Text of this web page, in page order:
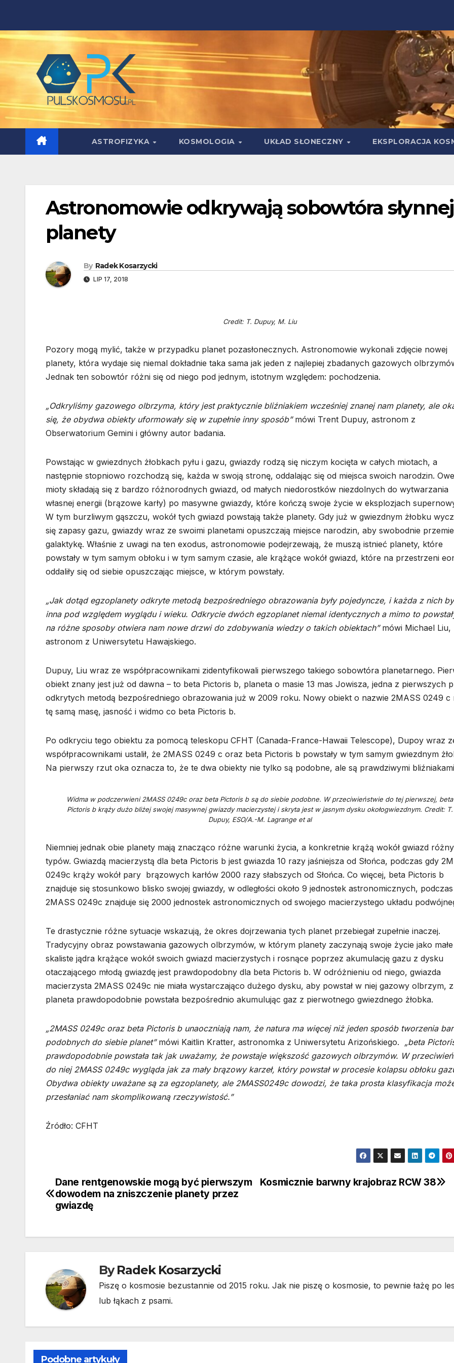
content
ASTROFIZYKA KOSMOLOGIA UKŁAD SŁONECZNY EKSPLORACJA
Astronomowie odkrywają sobowtóra słynnej
planety
By Radek Kosarzycki
LIP 17, 2018
Credit: T. Dupuy, M. Liu
Pozory mogą mylić, także w przypadku planet pozasłonecznych. Astronomowie wykonali zdjęcie nowej
planety, która wydaje się niemal dokładnie taka sama jak jeden z najlepiej zbadanych gazowych
Jednak ten sobowtór różni się od niego pod jednym, istotnym względem: pochodzenia.
„Odkryliśmy gazowego olbrzyma, który jest praktycznie bliźniakiem wcześniej znanej nam planety, ale
się, że obydwa obiekty uformowały się w zupełnie inny sposób”mówi Trent Dupuy, astronom z
Obserwatorium Gemini i główny autor badania.
Powstając w gwiezdnych żłobkach pyłu i gazu, gwiazdy rodzą się niczym kocięta w całych miotach, a
następnie stopniowo rozchodzą się, każda w swoją stronę, oddalając się od miejsca swoich narodzin. Owe
mioty składają się z bardzo różnorodnych gwiazd, od małych niedorostków niezdolnych do wytwarzania
własnej energii (brązowe karły) po masywne gwiazdy, które kończą swoje życie w eksplozjach
W tym burzliwym gąszczu, wokół tych gwiazd powstają także planety. Gdy już w gwiezdnym żłobku
się zapasy gazu, gwiazdy wraz ze swoimi planetami opuszczają miejsce narodzin, aby swobodnie
galaktykę. Właśnie z uwagi na ten exodus, astronomowie podejrzewają, że muszą istnieć planety, które
powstały w tym samym obłoku i w tym samym czasie, ale krążące wokół gwiazd, które na przestrzeni
oddaliły się od siebie opuszczając miejsce, w którym powstały.
„Jak dotąd egzoplanety odkryte metodą bezpośredniego obrazowania były pojedyncze, i każda z nich
inna pod względem wyglądu i wieku. Odkrycie dwóch egzoplanet niemal identycznych a mimo to
na różne sposoby otwiera nam nowe drzwi do zdobywania wiedzy o takich obiektach”mówi Michael Liu,
astronom z Uniwersytetu Hawajskiego.
Dupuy, Liu wraz ze współpracownikami zidentyfikowali pierwszego takiego sobowtóra planetarnego.
obiekt znany jest już od dawna – to beta Pictoris b, planeta o masie 13 mas Jowisza, jedna z pierwszych
odkrytych metodą bezpośredniego obrazowania już w 2009 roku. Nowy obiekt o nazwie 2MASS 0249 c
tę samą masę, jasność i widmo co beta Pictoris b.
Po odkryciu tego obiektu za pomocą teleskopu CFHT (Canada-France-Hawaii Telescope), Dupoy wraz
współpracownikami ustalił, że 2MASS 0249 c oraz beta Pictoris b powstały w tym samym gwiezdnym
Na pierwszy rzut oka oznacza to, że te dwa obiekty nie tylko są podobne, ale są prawdziwymi
Widma w podczerwieni 2MASS 0249c oraz beta Pictoris b są do siebie podobne. W przeciwieństwie do tej pierwszej, beta
Pictoris b krąży dużo bliżej swojej masywnej gwiazdy macierzystej i skryta jest w jasnym dysku okołogwiezdnym. Credit: T.
Dupuy, ESO/A.-M. Lagrange et al
Niemniej jednak obie planety mają znacząco różne warunki życia, a konkretnie krążą wokół gwiazd
typów. Gwiazdą macierzystą dla beta Pictoris b jest gwiazda 10 razy jaśniejsza od Słońca, podczas gdy
0249c krąży wokół pary brązowych karłów 2000 razy słabszych od Słońca. Co więcej, beta Pictoris b
znajduje się stosunkowo blisko swojej gwiazdy, w odległości około 9 jednostek astronomicznych,
2MASS 0249c znajduje się 2000 jednostek astronomicznych od swojego macierzystego układu
Te drastycznie różne sytuacje wskazują, że okres dojrzewania tych planet przebiegał zupełnie inaczej.
Tradycyjny obraz powstawania gazowych olbrzymów, w którym planety zaczynają swoje życie jako małe
skaliste jądra krążące wokół swoich gwiazd macierzystych i rosnące poprzez akumulację gazu z dysku
otaczającego młodą gwiazdę jest prawdopodobny dla beta Pictoris b. W odróżnieniu od niego, gwiazda
macierzysta 2MASS 0249c nie miała wystarczająco dużego dysku, aby powstał w niej gazowy olbrzym,
planeta prawdopodobnie powstała bezpośrednio akumulując gaz z pierwotnego gwiezdnego żłobka.
„2MASS 0249c oraz beta Pictoris b unaoczniają nam, że natura ma więcej niż jeden sposób tworzenia
podobnych do siebie planet”mówi Kaitlin Kratter, astronomka z Uniwersytetu Arizońskiego. „beta
prawdopodobnie powstała tak jak uważamy, że powstaje większość gazowych olbrzymów. W
do niej 2MASS 0249c wygląda jak za mały brązowy karzeł, który powstał w procesie kolapsu obłoku
Obydwa obiekty uważane są za egzoplanety, ale 2MASS0249c dowodzi, że taka prosta klasyfikacja
przesłaniać nam skomplikowaną rzeczywistość.”
Źródło: CFHT
Nawigacja
wpisu
Kosmicznie barwny krajobraz RCW 38
Dane rentgenowskie mogą być pierwszym
dowodem na zniszczenie planety przez
gwiazdę
ByRadek Kosarzycki
Piszę o kosmosie bezustannie od 2015 roku. Jak nie piszę o kosmosie, to pewnie łażę po
lub łąkach z psami.
Podobne artykuły